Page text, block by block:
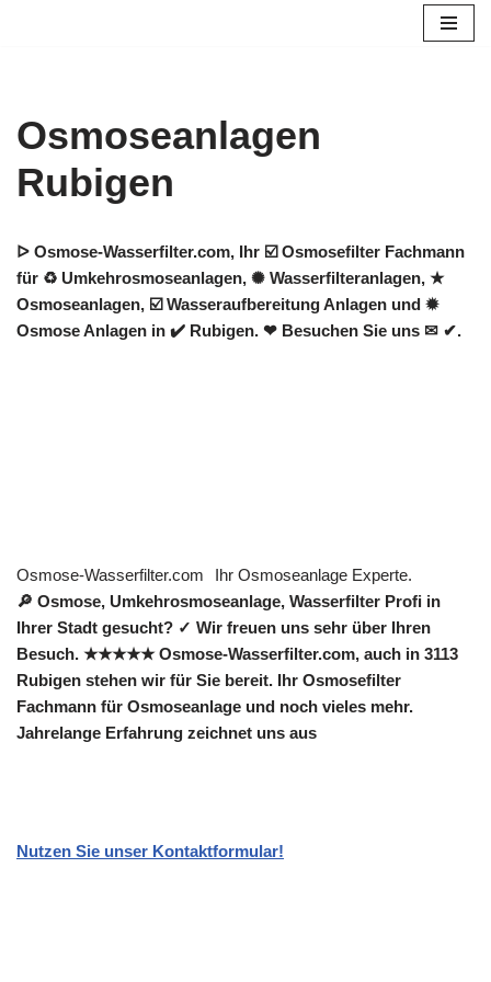
Osmoseanlagen
Rubigen
ᐅ Osmose-Wasserfilter.com, Ihr ☑️ Osmosefilter Fachmann
für ♻ Umkehrosmoseanlagen, ✺ Wasserfilteranlagen, ★
Osmoseanlagen, ☑️ Wasseraufbereitung Anlagen und ✹
Osmose Anlagen in ✔️ Rubigen. ❤ Besuchen Sie uns ✉ ✔.
Osmose-Wasserfilter.com
Ihr Osmoseanlage Experte.
🔎 Osmose, Umkehrosmoseanlage, Wasserfilter Profi in
Ihrer Stadt gesucht? ✓ Wir freuen uns sehr über Ihren
Besuch. ★★★★★ Osmose-Wasserfilter.com, auch in 3113
Rubigen stehen wir für Sie bereit. Ihr Osmosefilter
Fachmann für Osmoseanlage und noch vieles mehr.
Jahrelange Erfahrung zeichnet uns aus
Nutzen Sie unser Kontaktformular!